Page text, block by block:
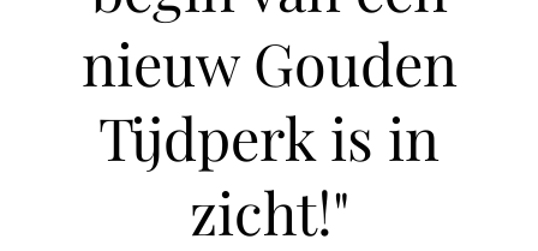
nieuw Gouden
Tijdperk is in
zicht!"